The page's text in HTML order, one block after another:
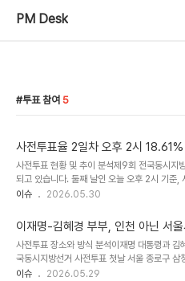
PM Desk
투표 참여 5
사전투표율 2일차 오후 2시
비 상승세 보여
사전투표 현황 및 추이 분석제9회 전국동시지
되고 있습니다. 둘째 날인 오늘 오후 2시 기준,
를 기록했습니다. 이는 지난 2022년 지방선거
민주주의의 근간을 이룹니다. 사전투표는 바쁜
을 행사할 수 있는 편리한 방법입니다. 적극적
나은 미래를 만들어나가시기를 바랍니다. 향후
응남은 시간 동안 투표율이 더욱 상승할 것으
이번 선거에 대한 높은 관심을 보이며, 자신의
이슈 2026.05.30
이재명-김혜경 부부, 인천 아닌 서
외 투표 참여
사전투표 장소와 방식 분석이재명 대통령과 김
국동시지방선거 사전투표 첫날 서울 종로구 삼
표를 진행했습니다. 이 대통령 부부는 자택 주소
이슈 2026.05.29